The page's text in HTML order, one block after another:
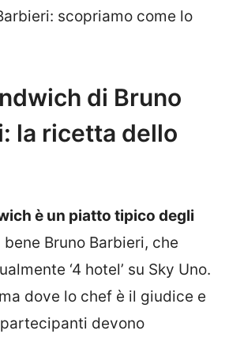
scopriamo come lo
di Bruno
la ricetta dello
è un piatto tipico degli
bene Bruno Barbieri, che
‘4 hotel’ su Sky Uno.
dove lo chef è il giudice e
devono